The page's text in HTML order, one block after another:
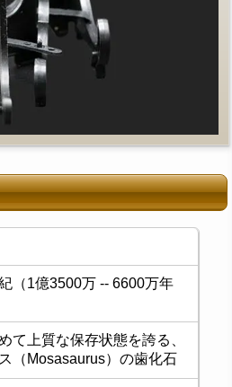
（1億3500万 -- 6600万年
て上質な保存状態を誇る、
（Mosasaurus）の歯化石